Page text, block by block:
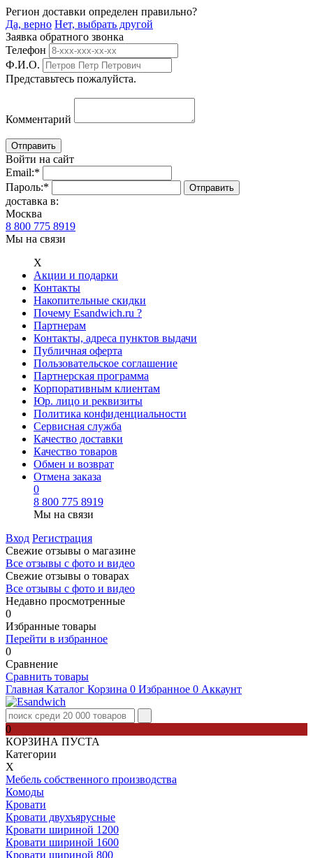
Регион доставки определен правильно?
Да, верно Нет, выбрать другой
Заявка обратного звонка
Телефон
Ф.И.О.
Представьтесь пожалуйста.
Комментарий
Войти на сайт
Email:*
Пароль:*
доставка в:
Москва
8 800 775 8919
Мы на связи
Х
Акции и подарки
Контакты
Накопительные скидки
Почему Esandwich.ru ?
Партнерам
Контакты, адреса пунктов выдачи
Публичная оферта
Пользовательское соглашение
Партнерская программа
Корпоративным клиентам
Юр. лицо и реквизиты
Политика конфиденциальности
Сервисная служба
Качество доставки
Качество товаров
Обмен и возврат
Отмена заказа
0
8 800 775 8919
Мы на связи
Вход Регистрация
Свежие отзывы о магазине
Все отзывы с фото и видео
Свежие отзывы о товарах
Все отзывы c фото и видео
Недавно просмотренные
0
Избранные товары
Перейти в избранное
0
Сравнение
Сравнить товары
Главная Каталог Корзина 0 Избранное 0 Аккаунт
0
КОРЗИНА ПУСТА
Категории
Х
Мебель собственного производства
Комоды
Кровати
Кровати двухъярусные
Кровати шириной 1200
Кровати шириной 1600
Кровати шириной 800